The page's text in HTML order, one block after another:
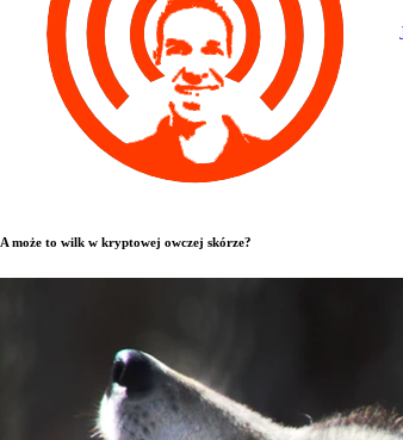
A może to wilk w kryptowej owczej skórze?